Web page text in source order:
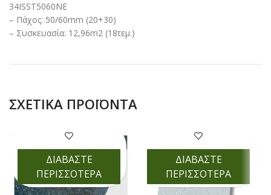
34ISST5060NE
– Πάχος: 50/60mm (20+30)
– Συσκευασία: 12,96m2 (18τεμ.)
ΣΧΕΤΙΚΆ ΠΡΟΪΌΝΤΑ
ΔΙΑΒΑΣΤΕ
ΠΕΡΙΣΣΟΤΕΡΑ
ΔΙΑΒΑΣΤΕ
ΠΕΡΙΣΣΟΤΕΡΑ